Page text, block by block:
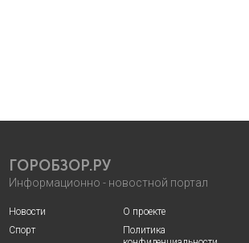
ГОРОБЗОР.РУ
Информационно - новостной портал
Новости
Спорт
О проекте
Политика